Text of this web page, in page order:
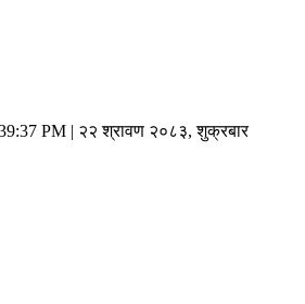
PM | २२ श्रावण २०८३, शुक्रबार